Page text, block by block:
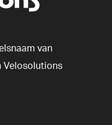
van
Velosolutions